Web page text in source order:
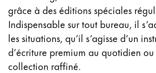
Cette région répertorie les pays
Amérique du Sud
Cette région répertorie les pays
Brazil
português
grâce à des éditions spéciales
Indispensable sur tout bureau, il
les situations, qu’il s’agisse d’un
d’écriture premium au quotidien
collection raffiné.